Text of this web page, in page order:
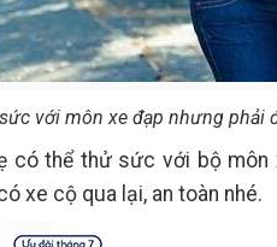
với môn xe đạp nhưng phải
có thể thử sức với bộ
xe cộ qua lại, an toàn nhé.